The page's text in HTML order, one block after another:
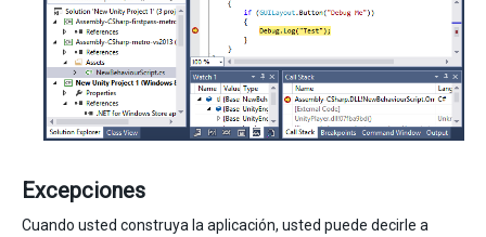
Excepciones
Cuando usted construya la aplicación, usted puede decirle a